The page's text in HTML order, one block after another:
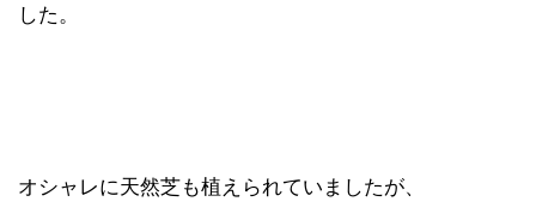
した。
オシャレに天然芝も植えられていましたが、